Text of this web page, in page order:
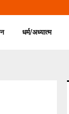
धर्म/अध्यात्म